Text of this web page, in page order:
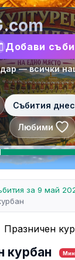
Добави
— всички
Събития днес
Любими
за 9 май
курбан